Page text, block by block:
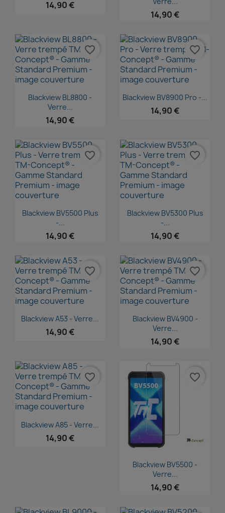
14,90 €
14,90 €
Aperçu rapide
Blackview BL8800 -
Verre...
14,90 €
favorite_border
Aperçu rapide
Blackview BV8900 Pro -...
14,90 €
favorite_border
Aperçu rapide
Blackview BV5500 Plus
-...
14,90 €
favorite_border
Aperçu rapide
Blackview BV5300 Plus
-...
14,90 €
favorite_border
Aperçu rapide
Blackview A53 - Verre...
14,90 €
favorite_border
Aperçu rapide
Blackview BV4900 -
Verre...
14,90 €
favorite_border
Aperçu rapide
Blackview A85 - Verre...
14,90 €
favorite_border
Aperçu rapide
Blackview BV5500 -
Verre...
14,90 €
favorite_border